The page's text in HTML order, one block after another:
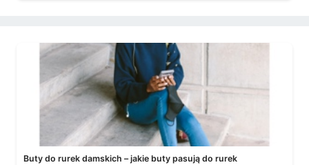
Buty do rurek damskich – jakie buty pasują do rurek